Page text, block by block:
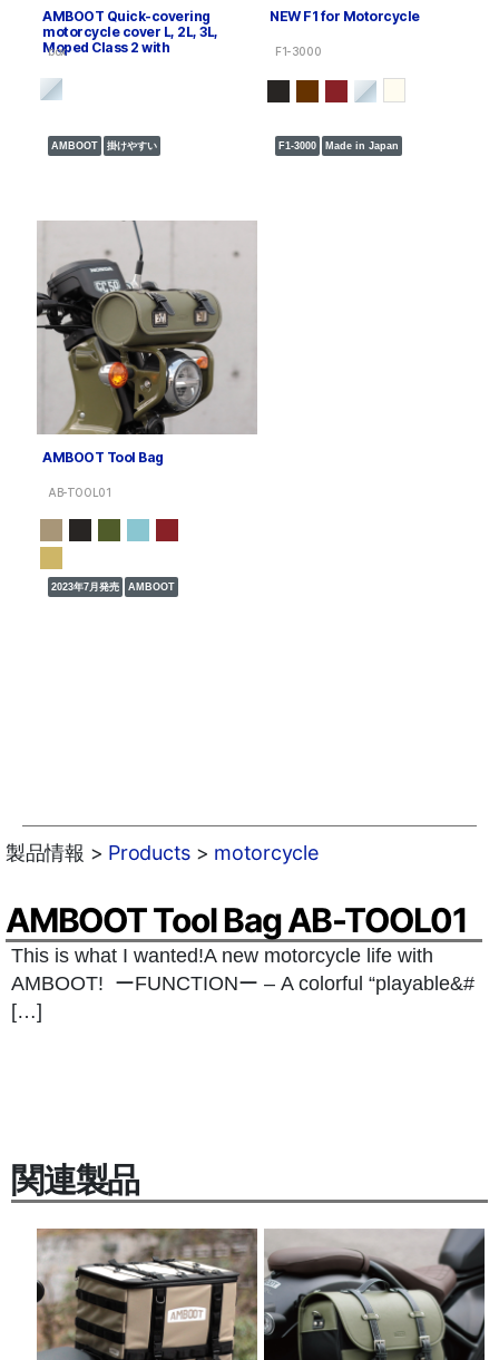
AMBOOT Quick-covering
motorcycle cover L, 2L, 3L,
Moped Class 2 with
box
AMBOOT 掛けやすい
NEW F1 for Motorcycle
F1-3000
F1-3000 Made in Japan
AMBOOT Tool Bag
AB-TOOL01
2023年7月発売 AMBOOT
製品情報 > Products> motorcycle
AMBOOT Tool Bag AB-TOOL01
This is what I wanted!A new motorcycle life with
AMBOOT! ーFUNCTIONー – A colorful “playable&#
[…]
関連製品